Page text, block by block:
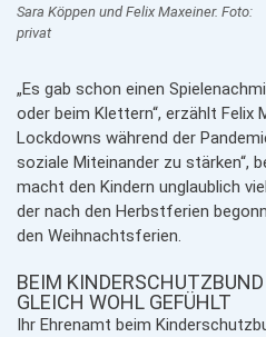
Sara Köppen und Felix Maxeiner. Foto:
privat
„Es gab schon einen
oder beim Klettern“, erzählt Felix
Lockdowns während der
soziale Miteinander zu stärken“,
macht den Kindern unglaublich
der nach den Herbstferien
den Weihnachtsferien.
BEIM
GLEICH WOHL GEFÜHLT
Ihr Ehrenamt beim